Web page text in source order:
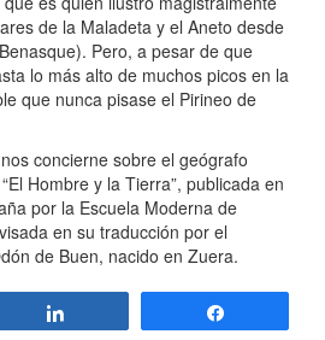
de la Maladeta y el Aneto desde
Pero, a pesar de que
lo más alto de muchos picos en la
que nunca pisase el Pirineo de
concierne sobre el geógrafo
Hombre y la Tierra”, publicada en
por la Escuela Moderna de
en su traducción por el
de Buen, nacido en Zuera.